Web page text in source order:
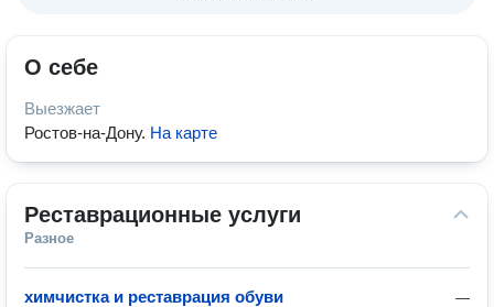
О себе
Выезжает
Ростов-на-Дону. На карте
Реставрационные услуги
Разное
—
химчистка и реставрация обуви